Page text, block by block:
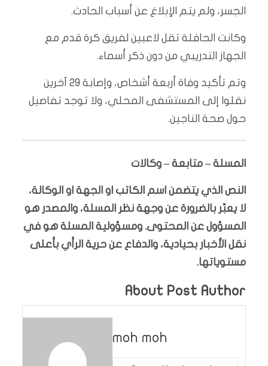
الجسر، ولم يتم الإبلاغ عن أسباب الحادث.
وكانت الحافلة تقل لاعبين لفريق كرة قدم مع
الجهاز التدريبي من دون ذكر أسماء.
وتم تأكيد وفاة أربعة أشخاص، وإصابة 29 آخرين
نقلوا إلى المستشفى المحلي، ولا توجد تفاصيل
حول صحة الناجين.
المسلة – متابعة – وكالات
النص الذي يتضمن اسم الكاتب او الجهة او الوكالة،
لا يعبّر بالضرورة عن وجهة نظر المسلة، والمصدر هو
المسؤول عن المحتوى. ومسؤولية المسلة هو في
نقل الأخبار بحيادية، والدفاع عن حرية الرأي بأعلى
مستوياتها.
About Post Author
moh moh